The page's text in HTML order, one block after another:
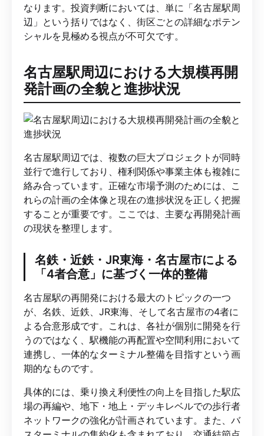
なります。投資判断においては、単に「名古屋駅周
辺」という括りではなく、街区ごとの詳細なポテン
シャルを見極める視点が不可欠です。
名古屋駅周辺における大規模再開
発計画の全貌と進捗状況
名古屋駅周辺では、複数の巨大プロジェクトが同時
並行で進行しており、権利関係や事業主体も複雑に
絡み合っています。正確な市場予測のためには、こ
れらの計画の全体像と現在の進捗状況を正しく把握
することが重要です。ここでは、主要な再開発計画
の現状を整理します。
名鉄・近鉄・JR東海・名古屋市による
「4者合意」に基づく一体的整備
名古屋駅の再開発における最大のトピックの一つ
が、名鉄、近鉄、JR東海、そして名古屋市の4者に
よる合意形成です。これは、各社が個別に開発を行
うのではなく、駅機能の再配置や空間利用において
連携し、一体的なターミナル整備を目指すという画
期的なものです。
具体的には、乗り換え利便性の向上を目指した駅広
場の再編や、地下・地上・デッキレベルでの歩行者
ネットワークの強化が計画されています。また、バ